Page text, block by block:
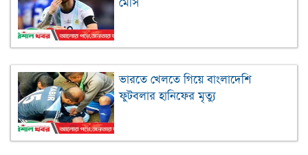
ভারতে খেলতে গিয়ে বাংলাদেশি
ফুটবলার হানিফের মৃত্যু